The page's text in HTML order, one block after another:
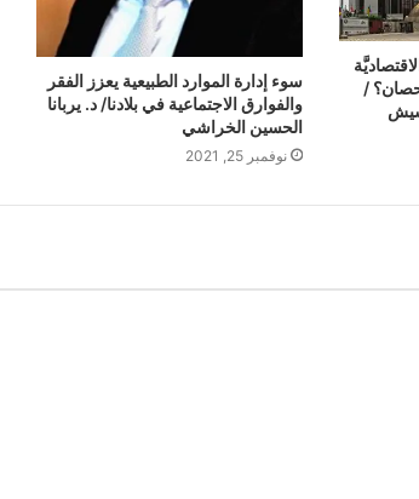
/
سوء إدارة الموارد الطبيعية يعزز الفقر
والفوارق الاجتماعية في بلادنا/ د. يربانا
الحسين الخراشي
نوفمبر 25, 2021